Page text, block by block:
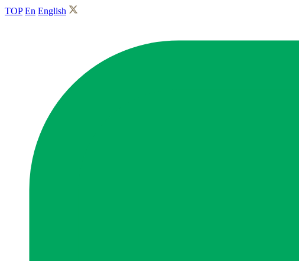
TOP En English